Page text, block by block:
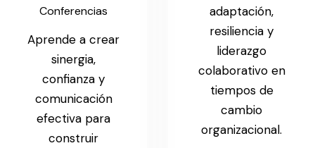
Conferencias
Aprende a crear
sinergia,
confianza y
comunicación
efectiva para
construir
adaptación,
resiliencia y
liderazgo
colaborativo en
tiempos de
cambio
organizacional.